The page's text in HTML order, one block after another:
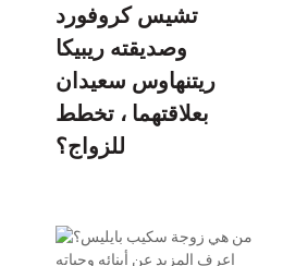
تشيس كروفورد
وصديقته ريبيكا
ريتنهاوس سعيدان
بعلاقتهما ، تخطط
للزواج؟